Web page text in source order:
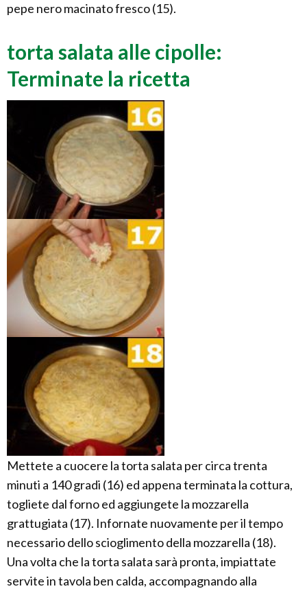
pepe nero macinato fresco (15).
torta salata alle cipolle:
Terminate la ricetta
Mettete a cuocere la torta salata per circa trenta
minuti a 140 gradi (16) ed appena terminata la cottura,
togliete dal forno ed aggiungete la mozzarella
grattugiata (17). Infornate nuovamente per il tempo
necessario dello scioglimento della mozzarella (18).
Una volta che la torta salata sarà pronta, impiattate
servite in tavola ben calda, accompagnando alla